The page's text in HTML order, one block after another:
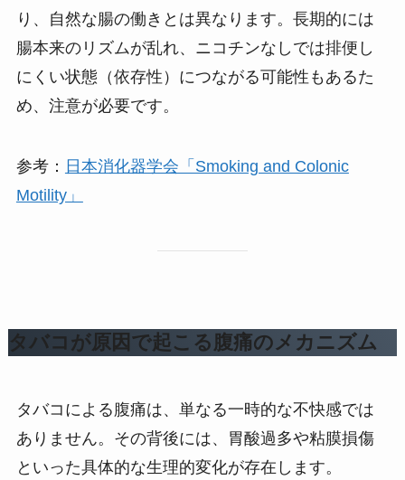
り、自然な腸の働きとは異なります。長期的には
腸本来のリズムが乱れ、ニコチンなしでは排便し
にくい状態（依存性）につながる可能性もあるた
め、注意が必要です。
参考： 日本消化器学会「Smoking and Colonic
Motility」
タバコが原因で起こる腹痛のメカニズム
タバコによる腹痛は、単なる一時的な不快感では
ありません。その背後には、胃酸過多や粘膜損傷
といった具体的な生理的変化が存在します。